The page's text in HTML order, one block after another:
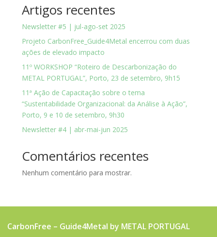
Artigos recentes
Newsletter #5 | jul-ago-set 2025
Projeto CarbonFree_Guide4Metal encerrou com duas
ações de elevado impacto
11º WORKSHOP “Roteiro de Descarbonização do
METAL PORTUGAL”, Porto, 23 de setembro, 9h15
11ª Ação de Capacitação sobre o tema
“Sustentabilidade Organizacional: da Análise à Ação”,
Porto, 9 e 10 de setembro, 9h30
Newsletter #4 | abr-mai-jun 2025
Comentários recentes
Nenhum comentário para mostrar.
CarbonFree – Guide4Metal by METAL PORTUGAL